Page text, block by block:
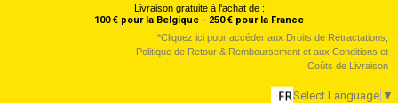
Livraison gratuite à l'achat de :
100 € pour la Belgique - 250 € pour la France
*Cliquez ici pour accéder aux Droits de Rétractations,
Politique de Retour & Remboursement et aux Conditions et
Coûts de Livraison
Select Language ▼